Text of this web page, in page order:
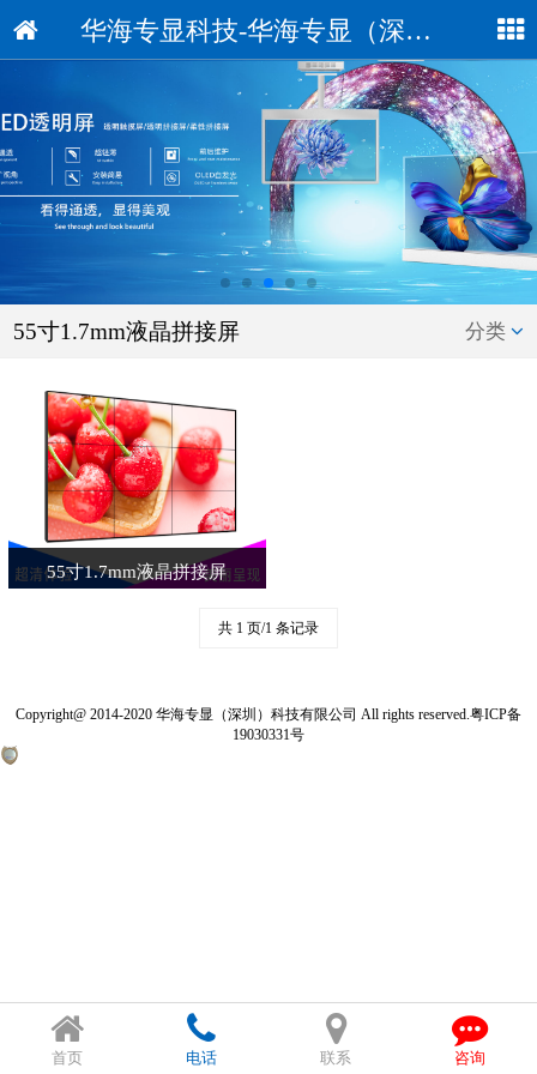
华海专显科技-华海专显（深圳）科技有限公司
55寸1.7mm液晶拼接屏 分类
55寸1.7mm液晶拼接屏
共 1 页/1 条记录
Copyright@ 2014-2020 华海专显（深圳）科技有限公司 All rights reserved. 粤ICP备
19030331号
首页 电话 联系 咨询